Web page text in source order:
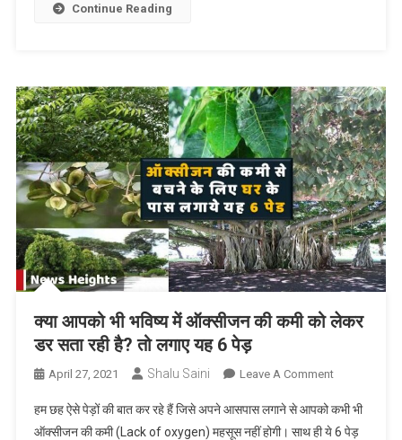
मात
देने
में
सहायक,
डॉक्टर
दे
रहे
सलाह
Continue Reading
क्या आपको भी भविष्य में ऑक्सीजन की कमी को लेकर
डर सता रही है? तो लगाए यह 6 पेड़
April 27, 2021 Shalu Saini Leave A CommentOn
आपको
भी
हम छह ऐसे पेड़ों की बात कर रहे हैं जिसे अपने आसपास लगाने से आपको कभी भी
ऑक्सीजन की कमी (Lack of oxygen) महसूस नहीं होगी। साथ ही ये 6 पेड़